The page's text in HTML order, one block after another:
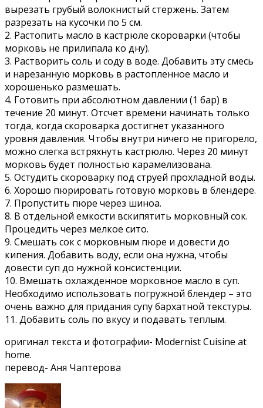
вырезать грубый волокнистый стержень. Затем
разрезать на кусочки по 5 см.
2. Растопить масло в кастрюле скороварки (чтобы
морковь не прилипала ко дну).
3. Растворить соль и соду в воде. Добавить эту смесь
и нарезанную морковь в растопленное масло и
хорошенько размешать.
4. Готовить при абсолютном давлении (1 бар) в
течение 20 минут. Отсчет времени начинать только
тогда, когда скороварка достигнет указанного
уровня давления. Чтобы внутри ничего не пригорело,
можно слегка встряхнуть кастрюлю. Через 20 минут
морковь будет полностью карамелизована.
5. Остудить скороварку под струей прохладной воды.
6. Хорошо пюрировать готовую морковь в блендере.
7. Пропустить пюре через шиноа.
8. В отдельной емкости вскипятить морковный сок.
Процедить через мелкое сито.
9. Смешать сок с морковным пюре и довести до
кипения. Добавить воду, если она нужна, чтобы
довести суп до нужной консистенции.
10. Вмешать охлажденное морковное масло в суп.
Необходимо использовать погружной блендер – это
очень важно для придания супу бархатной текстуры.
11. Добавить соль по вкусу и подавать теплым.
оригинал текста и фотографии- Modernist Cuisine at
home.
перевод- Аня Чаптерова